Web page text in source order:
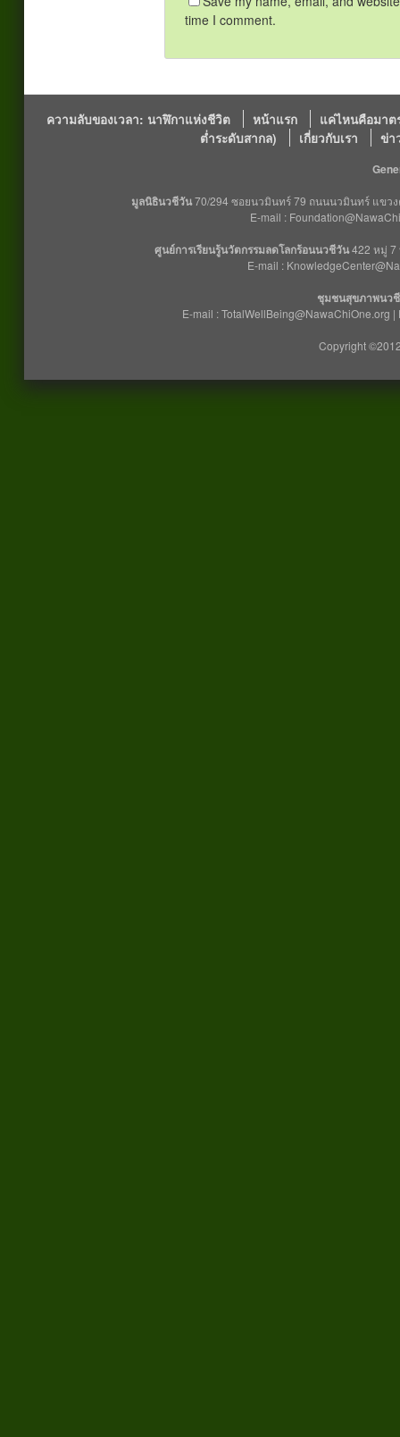
time I comment.
ความลับของเวลา: นาฬิกาแห่งชีวิต หน้าแรก
แค่ไหนคือมาต
ต่ำระดับสากล)
เกี่ยวกับเรา ข่า
มูลนิธินวชีวัน70/294 ซอยนวมินทร์ 79 ถนนนวมินทร์ แขวง
E-mail :
ศูนย์การเรียนรู้นวัตกรรมลดโลกร้อนนวชีวัน422 หมู่ 7
E-mail :
ชุมชนสุขภาพนว
E-mail :
Copyright